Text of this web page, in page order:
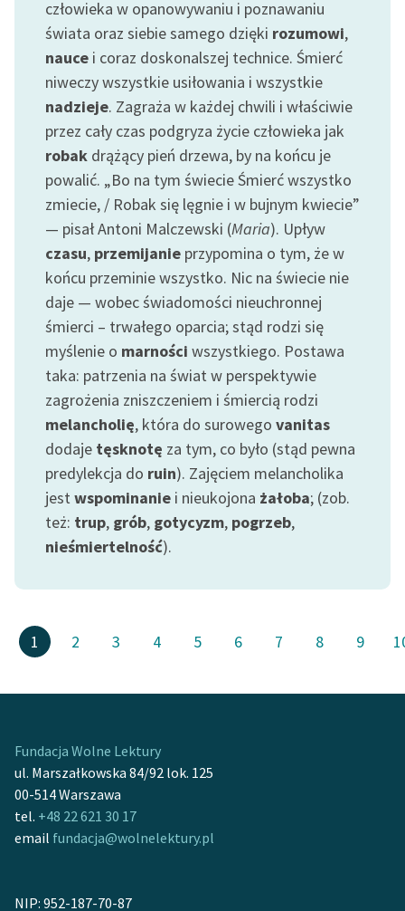
człowieka w opanowywaniu i poznawaniu
świata oraz siebie samego dzięki rozumowi,
nauce i coraz doskonalszej technice. Śmierć
niweczy wszystkie usiłowania i wszystkie
nadzieje. Zagraża w każdej chwili i właściwie
przez cały czas podgryza życie człowieka jak
robak drążący pień drzewa, by na końcu je
powalić. „Bo na tym świecie Śmierć wszystko
zmiecie, / Robak się lęgnie i w bujnym kwiecie”
— pisał Antoni Malczewski (Maria). Upływ
czasu, przemijanie przypomina o tym, że w
końcu przeminie wszystko. Nic na świecie nie
daje — wobec świadomości nieuchronnej
śmierci – trwałego oparcia; stąd rodzi się
myślenie o marności wszystkiego. Postawa
taka: patrzenia na świat w perspektywie
zagrożenia zniszczeniem i śmiercią rodzi
melancholię, która do surowego vanitas
dodaje tęsknotę za tym, co było (stąd pewna
predylekcja do ruin). Zajęciem melancholika
jest wspominanie i nieukojona żałoba; (zob.
też: trup, grób, gotycyzm, pogrzeb,
nieśmiertelność).
1 2 3 4 5 6 7 8 9
Fundacja Wolne Lektury
ul. Marszałkowska 84/92 lok. 125
00-514 Warszawa
tel. +48 22 621 30 17
email fundacja@wolnelektury.pl
NIP: 952-187-70-87